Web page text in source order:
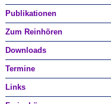
Publikationen
Zum Reinhören
Downloads
Termine
Links